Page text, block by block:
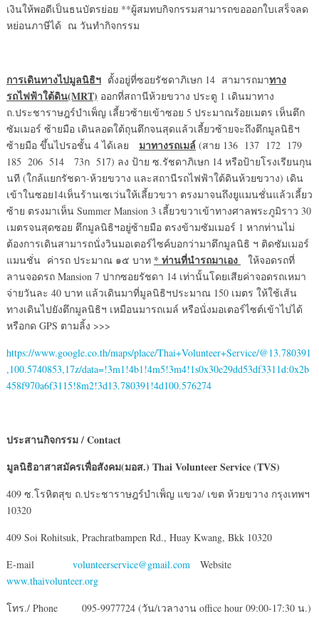
เงินให้พอดีเป็นธนบัตรย่อย **ผู้สมทบกิจกรรมสามารถขอออกใบเสร็จลด
หย่อนภาษีได้ ณ วันทำกิจกรรม
การเดินทางไปมูลนิธิฯตั้งอยู่ที่ซอยรัชดาภิเษก 14 สามารถมาทาง
รถไฟฟ้าใต้ดิน(MRT) ออกที่สถานีห้วยขวาง ประตู 1 เดินมาทาง
ถ.ประชาราษฎร์บำเพ็ญ เลี้ยวซ้ายเข้าซอย 5 ประมาณร้อยเมตร เห็นตึก
ซัมเมอร์ ซ้ายมือ เดินลอดใต้ถุนตึกจนสุดแล้วเลี้ยวซ้ายจะถึงตึกมูลนิธิฯ
ซ้ายมือ ขึ้นไปรอชั้น 4 ได้เลย
มาทางรถเมล์ (สาย 136 137 172 179
185 206 514 73ก 517) ลง ป้าย ซ.รัชดาภิเษก 14 หรือป้ายโรงเรียนกุน
นที (ใกล้แยกรัชดา-ห้วยขวาง และสถานีรถไฟฟ้าใต้ดินห้วยขวาง) เดิน
เข้าในซอย14เห็นร้านเซเว่นให้เลี้ยวขวา ตรงมาจนถึงยูแมนชั่นแล้วเลี้ยว
ซ้าย ตรงมาเห็น Summer Mansion 3 เลี้ยวขวาเข้าทางศาลพระภูมิราว 30
เมตรจนสุดซอย ตึกมูลนิธิฯอยู่ซ้ายมือ ตรงข้ามซัมเมอร์ 1 หากท่านไม่
ต้องการเดินสามารถนั่งวินมอเตอร์ไซค์บอกว่ามาตึกมูลนิธิ ฯ ติดซัมเมอร์
แมนชั่น ค่ารถ ประมาณ ๑๕ บาท * ท่านที่นำรถมาเอง
ให้จอดรถที่
ลานจอดรถ Mansion 7 ปากซอยรัชดา 14 เท่านั้นโดยเสียค่าจอดรถเหมา
จ่ายวันละ 40 บาท แล้วเดินมาที่มูลนิธิฯประมาณ 150 เมตร ให้ใช้เส้น
ทางเดินไปยังตึกมูลนิธิฯ เหมือนมารถเมล์ หรือนั่งมอเตอร์ไซต์เข้าไปได้
หรือกด GPS ตามลิ้ง >>>
https://www.google.co.th/maps/place/Thai+Volunteer+Service/@13.780391
,100.5740853,17z/data=!3m1!4b1!4m5!3m4!1s0x30e29dd53df3311d:0x2b
458f970a6f3115!8m2!3d13.780391!4d100.576274
ประสานกิจกรรม/ Contact
มูลนิธิอาสาสมัครเพื่อสังคม(มอส.) Thai Volunteer Service (TVS)
409 ซ.โรหิตสุข ถ.ประชาราษฎร์บำเพ็ญ แขวง/ เขต ห้วยขวาง กรุงเทพฯ
10320
409 Soi Rohitsuk, Prachratbampen Rd., Huay Kwang, Bkk 10320
E-mail volunteerservice@gmail.comWebsite
www.thaivolunteer.org
โทร./ Phone 095-9977724 (วัน/เวลางาน office hour 09:00-17:30 น.)